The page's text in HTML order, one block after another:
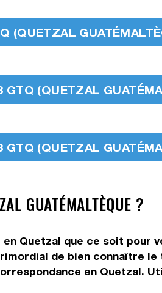
(QUETZAL
GTQ (QUETZAL
GTQ (QUETZAL
GUATÉMALTÈQUE ?
Quetzal que ce soit pour
de bien connaître le
en Quetzal.